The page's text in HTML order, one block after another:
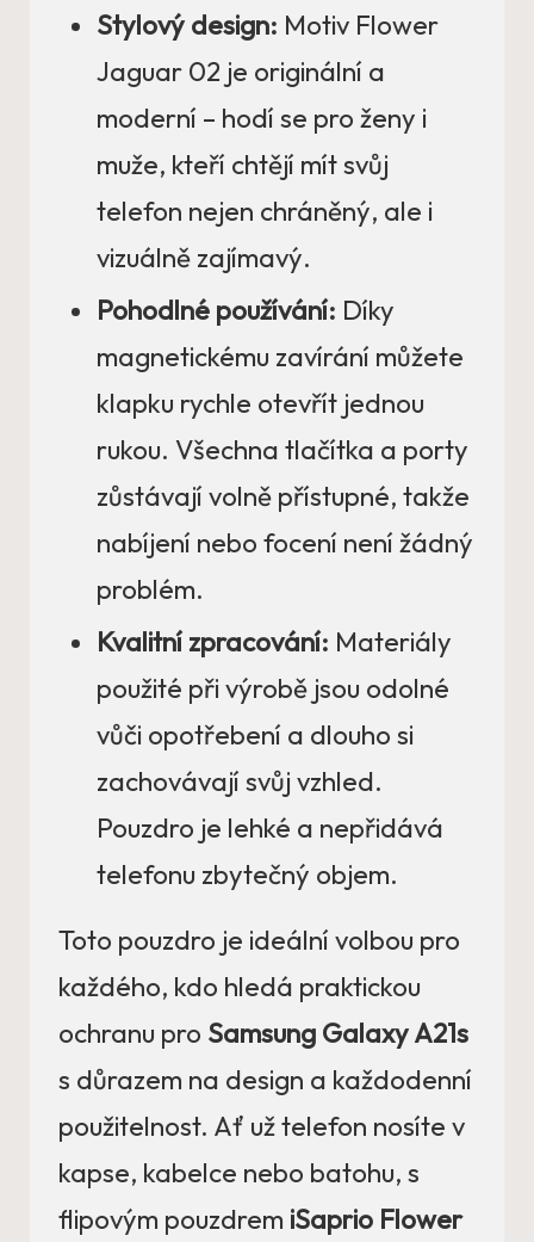
Stylový design: Motiv Flower
Jaguar 02 je originální a
moderní – hodí se pro ženy i
muže, kteří chtějí mít svůj
telefon nejen chráněný, ale i
vizuálně zajímavý.
Pohodlné používání: Díky
magnetickému zavírání můžete
klapku rychle otevřít jednou
rukou. Všechna tlačítka a porty
zůstávají volně přístupné, takže
nabíjení nebo focení není žádný
problém.
Kvalitní zpracování: Materiály
použité při výrobě jsou odolné
vůči opotřebení a dlouho si
zachovávají svůj vzhled.
Pouzdro je lehké a nepřidává
telefonu zbytečný objem.
Toto pouzdro je ideální volbou pro
každého, kdo hledá praktickou
ochranu pro Samsung Galaxy A21s
s důrazem na design a každodenní
použitelnost. Ať už telefon nosíte v
kapse, kabelce nebo batohu, s
flipovým pouzdrem iSaprio Flower